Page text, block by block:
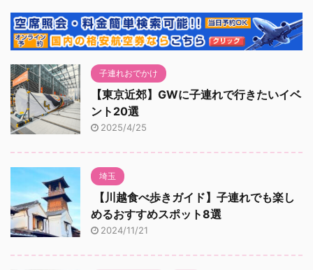
子連れおでかけ
【東京近郊】GWに子連れで行きたいイベ
ント20選
2025/4/25
埼玉
【川越食べ歩きガイド】子連れでも楽し
めるおすすめスポット8選
2024/11/21